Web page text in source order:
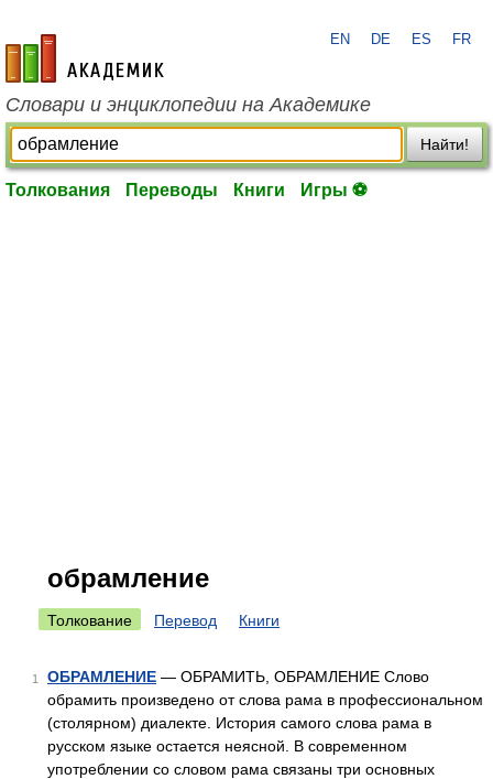
academic.ru
EN DE ES FR
Словари и энциклопедии на Академике
Найти!
Толкования Переводы Книги Игры ⚽
обрамление
Толкование Перевод Книги
1 ОБРАМЛЕНИЕ — ОБРАМИТЬ, ОБРАМЛЕНИЕ Слово
обрамить произведено от слова рама в профессиональном
(столярном) диалекте. История самого слова рама в
русском языке остается неясной. В современном
употреблении со словом рама связаны три основных